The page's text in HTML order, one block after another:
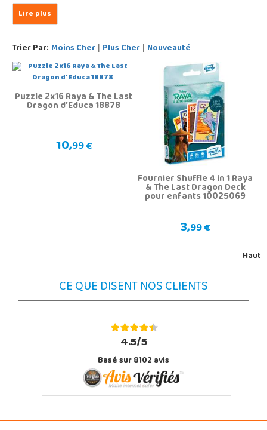
Trier Par: Moins Cher | Plus Cher | Nouveauté
Puzzle 2x16 Raya & The Last
Dragon d'Educa 18878
10,99 €
Fournier Shuffle 4 in 1 Raya
& The Last Dragon Deck
pour enfants 10025069
3,99 €
Haut
CE QUE DISENT NOS CLIENTS
4.5/5
Basé sur 8102 avis